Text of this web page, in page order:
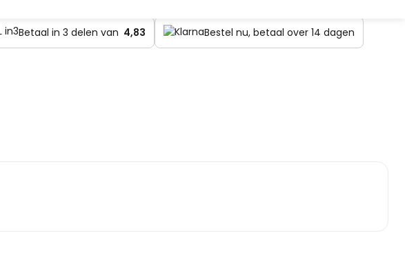
Betaal in 3 delen van 4,83 Bestel nu, betaal over 14 dagen